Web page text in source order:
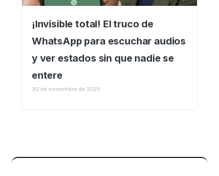
¡Invisible total! El truco de
WhatsApp para escuchar audios
y ver estados sin que nadie se
entere
30 de noviembre de 2025